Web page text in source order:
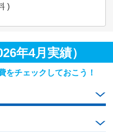
)
年4月実績）
をチェックしておこう！